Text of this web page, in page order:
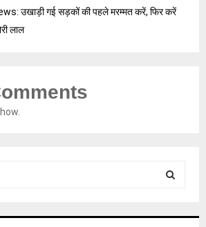
उखाड़ी गई सड़कों की पहले मरम्मत करें, फिर करें
लाल